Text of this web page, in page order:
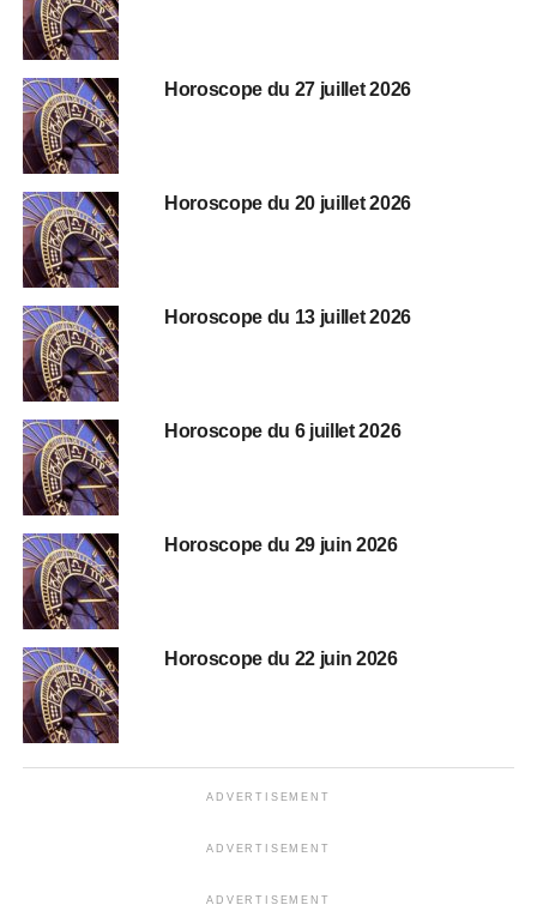
Horoscope du 27 juillet 2026
Horoscope du 20 juillet 2026
Horoscope du 13 juillet 2026
Horoscope du 6 juillet 2026
Horoscope du 29 juin 2026
Horoscope du 22 juin 2026
ADVERTISEMENT
ADVERTISEMENT
ADVERTISEMENT